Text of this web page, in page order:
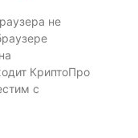
не
КриптоПро
с